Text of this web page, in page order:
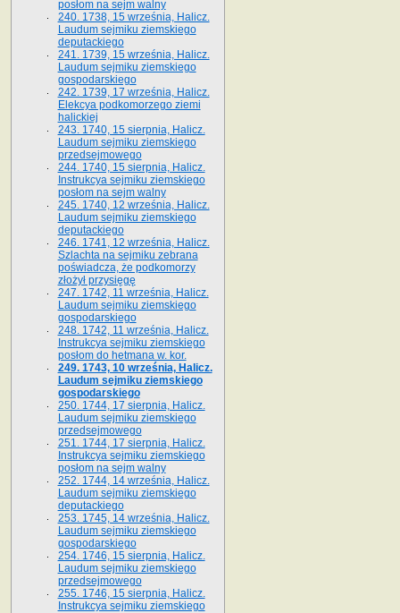
posłom na sejm walny
240. 1738, 15 września, Halicz.
Laudum sejmiku ziemskiego
deputackiego
241. 1739, 15 września, Halicz.
Laudum sejmiku ziemskiego
gospodarskiego
242. 1739, 17 września, Halicz.
Elekcya podkomorzego ziemi
halickiej
243. 1740, 15 sierpnia, Halicz.
Laudum sejmiku ziemskiego
przedsejmowego
244. 1740, 15 sierpnia, Halicz.
Instrukcya sejmiku ziemskiego
posłom na sejm walny
245. 1740, 12 września, Halicz.
Laudum sejmiku ziemskiego
deputackiego
246. 1741, 12 września, Halicz.
Szlachta na sejmiku zebrana
poświadcza, że podkomorzy
złożył przysięgę
247. 1742, 11 września, Halicz.
Laudum sejmiku ziemskiego
gospodarskiego
248. 1742, 11 września, Halicz.
Instrukcya sejmiku ziemskiego
posłom do hetmana w. kor.
249. 1743, 10 września, Halicz.
Laudum sejmiku ziemskiego
gospodarskiego
250. 1744, 17 sierpnia, Halicz.
Laudum sejmiku ziemskiego
przedsejmowego
251. 1744, 17 sierpnia, Halicz.
Instrukcya sejmiku ziemskiego
posłom na sejm walny
252. 1744, 14 września, Halicz.
Laudum sejmiku ziemskiego
deputackiego
253. 1745, 14 września, Halicz.
Laudum sejmiku ziemskiego
gospodarskiego
254. 1746, 15 sierpnia, Halicz.
Laudum sejmiku ziemskiego
przedsejmowego
255. 1746, 15 sierpnia, Halicz.
Instrukcya sejmiku ziemskiego